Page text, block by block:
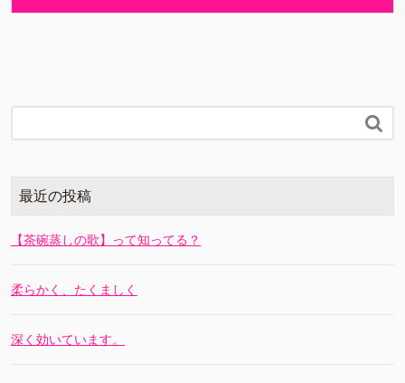

最近の投稿
【茶碗蒸しの歌】って知ってる？
柔らかく、たくましく
深く効いています。